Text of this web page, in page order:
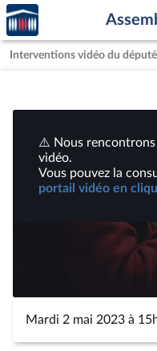
Aller au contenu
Aller en bas de la page
Accèder
à la
page
d'accueil
Interventions vidéo du député
⚠️ Nous rencontrons
vidéo.
Vous pouvez la
portail vidéo en
Mardi 2 mai 2023 à